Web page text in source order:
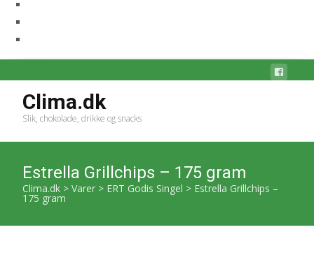
Clima.dk
Slik, chokolade, drikke og snacks
Estrella Grillchips – 175 gram
Clima.dk > Varer > ERT Godis Singel > Estrella Grillchips –
175 gram